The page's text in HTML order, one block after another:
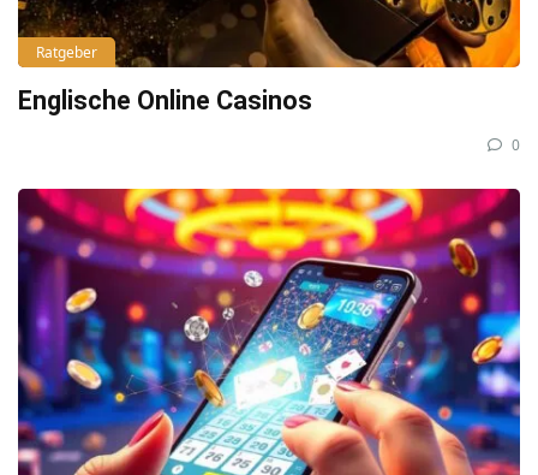
Ratgeber
Englische Online Casinos
0